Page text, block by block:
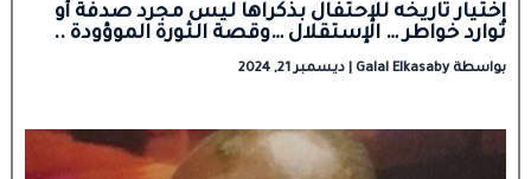
إختيار تاريخه للإحتفال بذكراها ليس مجرد صدفة أو
توارد خواطر … الإستقلال …وقصة الثورة الموؤودة ..
بواسطة Galal Elkasaby ديسمبر 21, 2024